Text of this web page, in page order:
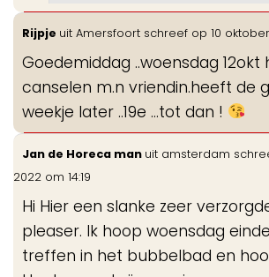
Rijpje uit Amersfoort schreef op 10
Goedemiddag ..woensdag 12okt
canselen m.n vriendin.heeft de
weekje later ..19e ...tot dan !
Jan de Horeca man uit amsterdam
2022 om 14:19
Hi Hier een slanke zeer
pleaser. Ik hoop woensdag
treffen in het bubbelbad en